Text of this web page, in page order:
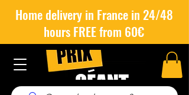
Home delivery in France in 24/48
hours FREE from 60€